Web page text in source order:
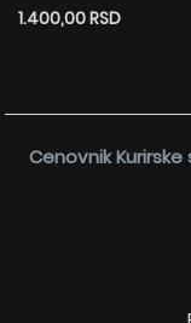
1.400,00 RSD
Cenovnik Kurirske